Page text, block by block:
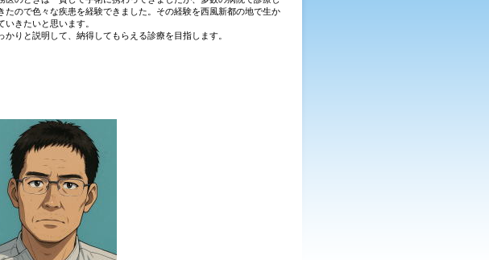
たので色々な疾患を経験できました。その経験を西風新都の地で生か
いきたいと思います。
かりと説明して、納得してもらえる診療を目指します。